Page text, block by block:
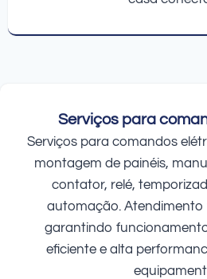
Serviços para
Serviços para comandos
montagem de painéis,
contator, relé,
automação. Atendimento
garantindo
eficiente e alta